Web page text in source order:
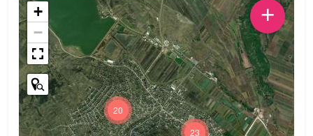
23
20
+
−
+